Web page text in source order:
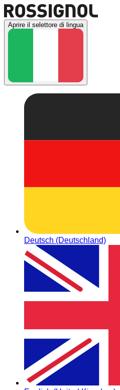
Aprire il selettore di lingua
Deutsch (Deutschland)